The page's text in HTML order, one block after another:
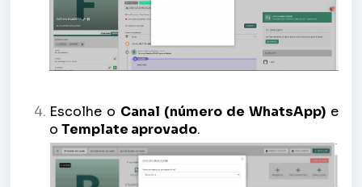
Escolhe o Canal (número de WhatsApp) e
o Template aprovado.